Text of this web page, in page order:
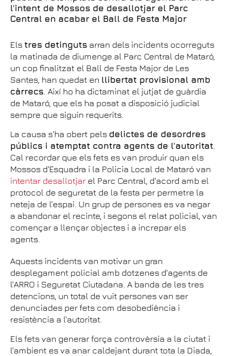
l'intent de Mossos de desallotjar el Parc
Central en acabar el Ball de Festa Major
Els tres detinguts arran dels incidents ocorreguts
la matinada de diumenge al Parc Central de Mataró,
un cop finalitzat el Ball de Festa Major de Les
Santes, han quedat en llibertat provisional amb
càrrecs. Així ho ha dictaminat el jutjat de guàrdia
de Mataró, que els ha posat a disposició judicial
sempre que siguin requerits.
La causa s'ha obert pels delictes de desordres
públics i atemptat contra agents de l'autoritat.
Cal recordar que els fets es van produir quan els
Mossos d'Esquadra i la Policia Local de Mataró van
intentar desallotjar el Parc Central, d'acord amb el
protocol de seguretat de la festa per permetre la
neteja de l'espai. Un grup de persones es va negar
a abandonar el recinte, i segons el relat policial, van
començar a llençar objectes i a increpar els
agents.
Aquests incidents van motivar un gran
desplegament policial amb dotzenes d'agents de
l'ARRO i Seguretat Ciutadana. A banda de les tres
detencions, un total de vuit persones van ser
denunciades per fets com desobediència i
resistència a l'autoritat.
Els fets van generar força controvèrsia a la ciutat i
l'ambient es va anar caldejant durant tota la Diada,